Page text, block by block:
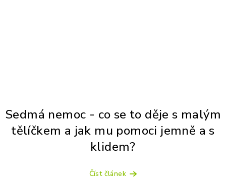
Sedmá nemoc - co se to děje s malým
tělíčkem a jak mu pomoci jemně a s
klidem?
Číst článek